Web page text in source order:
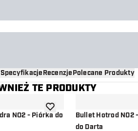
SpecyfikacjeRecenzjePolecane Produkty
TE PRODUKTY
NO2 - Piórka dododaj do listy życzeń
Bullet Hotrod NO2
do Darta